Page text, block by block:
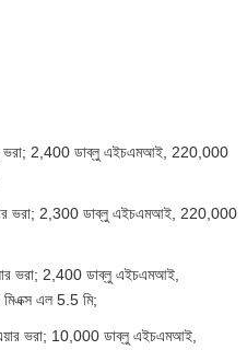
2,400 ডাব্লু এইচএমআই, 220,000
ভরা; 2,300 ডাব্লু এইচএমআই, 220,000
ভরা; 2,400 ডাব্লু এইচএমআই,
এল 5.5 মি;
ভরা; 10,000 ডাব্লু এইচএমআই,